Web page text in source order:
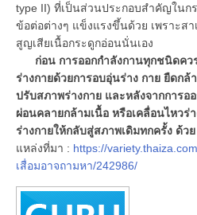
type II) ที่เป็นส่วนประกอบสำคัญในก
ข้อต่อต่างๆ แข็งแรงขึ้นด้วย เพราะส
สูญเสียเนื้อกระดูกอ่อนนั่นเอง
ก่อน การออกกำลังกานทุกชนิดคว
ร่างกายด้วยการอบอุ่นร่าง กาย ยืดก
ปรับสภาพร่างกาย และหลังจากการอ
ผ่อนคลายกล้ามเนื้อ หรือเคลื่อนไหวร่
ร่างกายให้กลับสู่สภาพเดิมทกครั้ง ด้วย
แหล่งที่มา : https://
เสื่อมอาจถามหา/242986/